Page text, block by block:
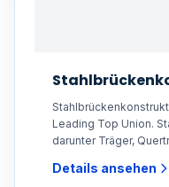
Leading Top Union.
darunter Träger,
Details ansehen